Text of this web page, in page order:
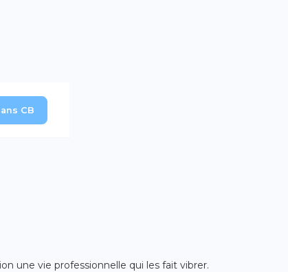
CB
une vie professionnelle qui les fait vibrer.